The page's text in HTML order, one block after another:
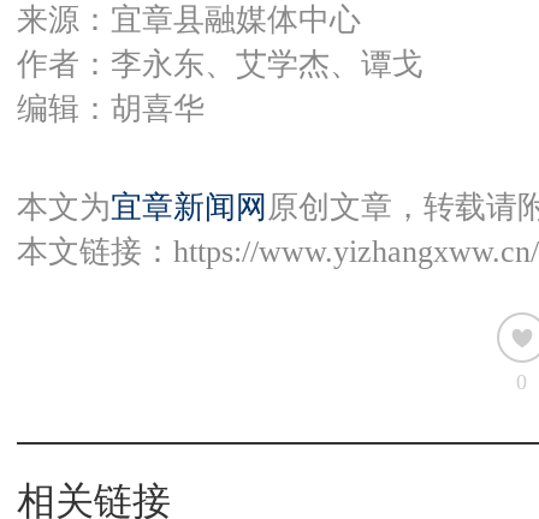
来源：宜章县融媒体中心
作者：李永东、艾学杰、谭戈
编辑：胡喜华
本文为宜章新闻网 原创文章，转载请
本文链接： https://
0
相关链接